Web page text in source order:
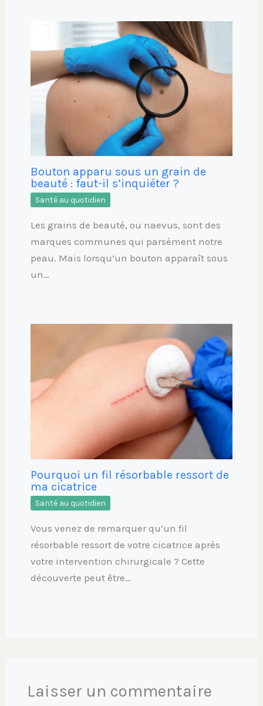
Bouton apparu sous un grain de
beauté : faut-il s’inquiéter ?
Santé au quotidien
Les grains de beauté, ou naevus, sont des
marques communes qui parsèment notre
peau. Mais lorsqu’un bouton apparaît sous
un…
Pourquoi un fil résorbable ressort de
ma cicatrice
Santé au quotidien
Vous venez de remarquer qu’un fil
résorbable ressort de votre cicatrice après
votre intervention chirurgicale ? Cette
découverte peut être…
Laisser un commentaire